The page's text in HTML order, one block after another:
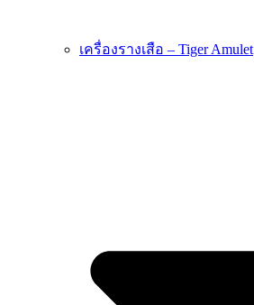
เครื่องรางเสือ – Tiger Amulet